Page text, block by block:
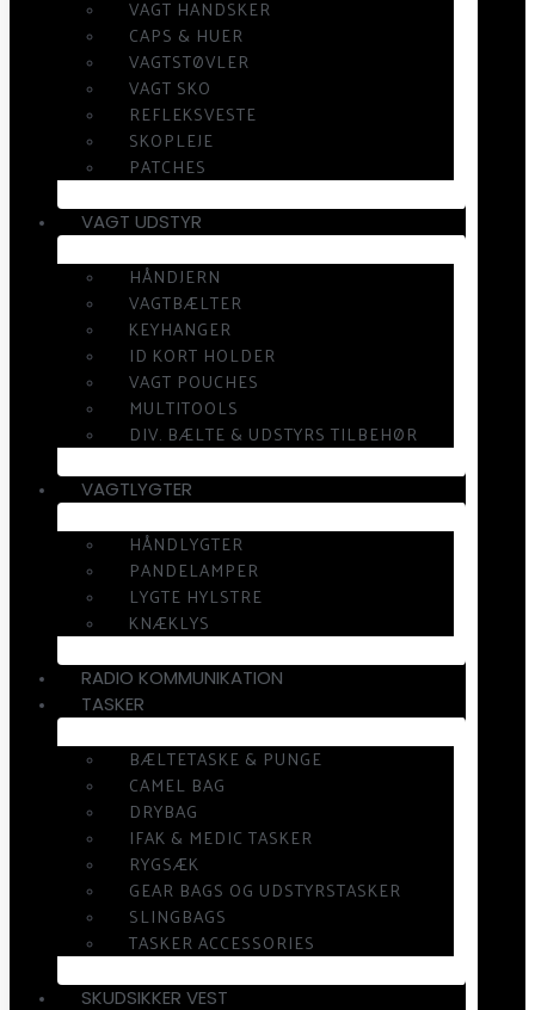
VAGT HANDSKER
CAPS & HUER
VAGTSTØVLER
VAGT SKO
REFLEKSVESTE
SKOPLEJE
PATCHES
VAGT UDSTYR
HÅNDJERN
VAGTBÆLTER
KEYHANGER
ID KORT HOLDER
VAGT POUCHES
MULTITOOLS
DIV. BÆLTE & UDSTYRS TILBEHØR
VAGTLYGTER
HÅNDLYGTER
PANDELAMPER
LYGTE HYLSTRE
KNÆKLYS
RADIO KOMMUNIKATION
TASKER
BÆLTETASKE & PUNGE
CAMEL BAG
DRYBAG
IFAK & MEDIC TASKER
RYGSÆK
GEAR BAGS OG UDSTYRSTASKER
SLINGBAGS
TASKER ACCESSORIES
SKUDSIKKER VEST